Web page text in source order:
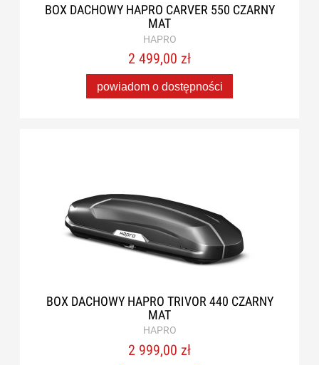
BOX DACHOWY HAPRO CARVER 550 CZARNY
MAT
HAPRO
2 499,00 zł
powiadom o dostępności
BOX DACHOWY HAPRO TRIVOR 440 CZARNY
MAT
HAPRO
2 999,00 zł